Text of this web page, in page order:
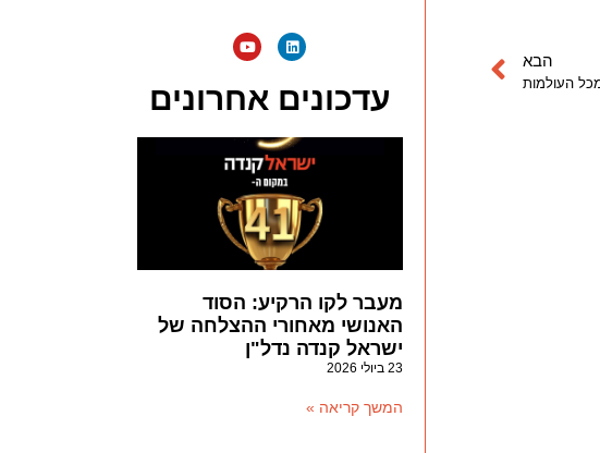
הבא
עדכונים אחרונים
מעבר לקו הרקיע: הסוד
האנושי מאחורי ההצלחה של
ישראל קנדה נדל"ן
23 ביולי 2026
המשך קריאה »